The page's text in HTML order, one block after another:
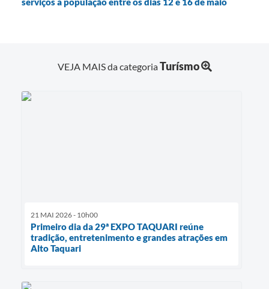
VEJA MAIS da categoriaTurísmo
21 MAI 2026 - 10h00
Primeiro dia da 29ª EXPO TAQUARI reúne
tradição, entretenimento e grandes atrações em
Alto Taquari